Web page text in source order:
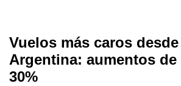
Vuelos más caros desde
Argentina: aumentos de
30%